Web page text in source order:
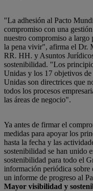
"La adhesión al Pacto
compromiso con una
nuestro compromiso a largo
la pena vivir", afirma el Dr.
RR. HH. y Asuntos
sostenibilidad. "Los
Unidas y los 17 objetivos
Unidas son directrices que
todos los procesos
las áreas de negocio".
Ya antes de firmar el
medidas para apoyar los
hasta la fecha y las
sostenibilidad se han unido
sostenibilidad para todo el
información periódica sobre
un informe de progreso al
Mayor visibilidad y